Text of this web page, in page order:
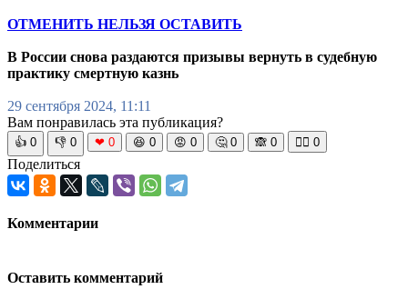
ОТМЕНИТЬ НЕЛЬЗЯ ОСТАВИТЬ
В России снова раздаются призывы вернуть в судебную
практику смертную казнь
29 сентября 2024, 11:11
Вам понравилась эта публикация?
👍 0 👎 0 ❤ 0 😆 0 😡 0 🤔 0 🙈 0 🧘‍♀️ 0
Поделиться
Комментарии
Оставить комментарий